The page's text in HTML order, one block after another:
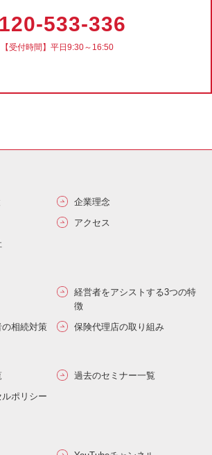
533-336
【受付時間】平日9:30～16:50
企業理念
アクセス
経営者をアシストする3つの特
徴
相続対策
保険代理店の取り組み
過去のセミナー一覧
ポリシー